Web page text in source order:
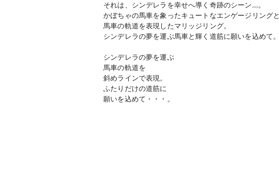
それは、シンデレラを幸せへ導く奇跡のシーン…。
かぼちゃの馬車を象ったキュートなエンゲージリングと
馬車の軌道を表現したマリッジリング。
シンデレラの夢を運ぶ馬車と輝く道筋に願いを込めて。
シンデレラの夢を運ぶ
馬車の軌道を
斜めラインで表現。
ふたりだけの道筋に
願いを込めて・・・。